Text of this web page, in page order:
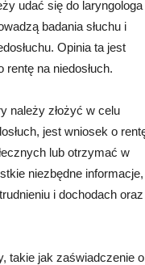
udać się do laryngologa
badania słuchu i
Opinia ta jest
rentę na niedosłuch.
należy złożyć w celu
jest wniosek o
lub otrzymać w
niezbędne informacje,
i dochodach oraz
takie jak zaświadczenie o